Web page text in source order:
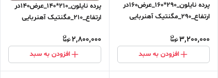
پرده نایلون_290*160_عرض160در
ارتفاع_290_مگنتیک آهنربایی
3,200,000
افزودن به سبد
پرده نایلون_210*140_عرض140در
ارتفاع_210_مگنتیک آهنربایی
2,800,000
افزودن به سبد